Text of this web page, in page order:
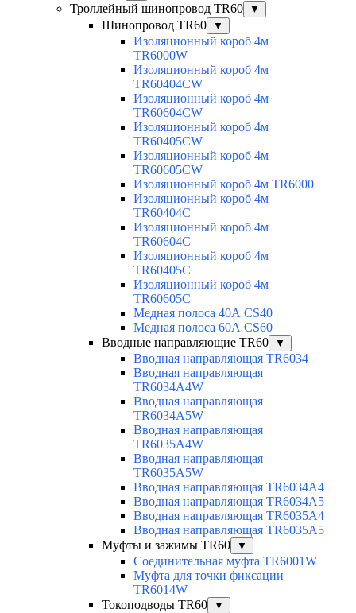
Троллейный шинопровод TR60 ▼
Шинопровод TR60 ▼
Изоляционный короб 4м
TR6000W
Изоляционный короб 4м
TR60404CW
Изоляционный короб 4м
TR60604CW
Изоляционный короб 4м
TR60405CW
Изоляционный короб 4м
TR60605CW
Изоляционный короб 4м TR6000
Изоляционный короб 4м
TR60404C
Изоляционный короб 4м
TR60604C
Изоляционный короб 4м
TR60405C
Изоляционный короб 4м
TR60605C
Медная полоса 40А CS40
Медная полоса 60А CS60
Вводные направляющие TR60
▼
Вводная направляющая TR6034
Вводная направляющая
TR6034A4W
Вводная направляющая
TR6034A5W
Вводная направляющая
TR6035A4W
Вводная направляющая
TR6035A5W
Вводная направляющая TR6034A4
Вводная направляющая TR6034A5
Вводная направляющая TR6035A4
Вводная направляющая TR6035A5
Муфты и зажимы TR60
▼
Соединительная муфта TR6001W
Муфта для точки фиксации
TR6014W
Токоподводы TR60
▼